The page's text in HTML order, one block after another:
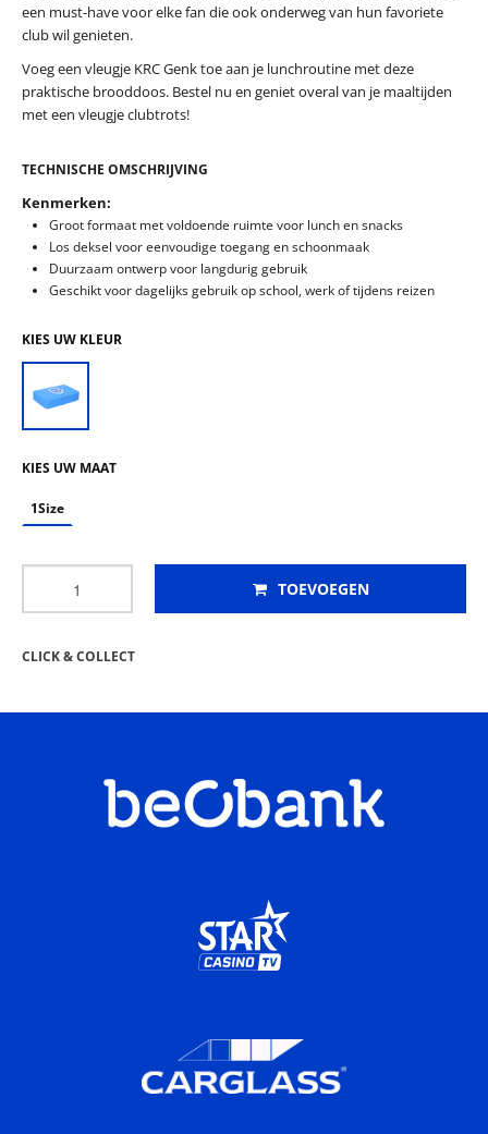
een must-have voor elke fan die ook onderweg van hun favoriete
club wil genieten.
Voeg een vleugje KRC Genk toe aan je lunchroutine met deze
praktische brooddoos. Bestel nu en geniet overal van je maaltijden
met een vleugje clubtrots!
TECHNISCHE OMSCHRIJVING
Kenmerken:
Groot formaat met voldoende ruimte voor lunch en snacks
Los deksel voor eenvoudige toegang en schoonmaak
Duurzaam ontwerp voor langdurig gebruik
Geschikt voor dagelijks gebruik op school, werk of tijdens reizen
KIES UW KLEUR
KIES UW MAAT
1Size
TOEVOEGEN
CLICK & COLLECT